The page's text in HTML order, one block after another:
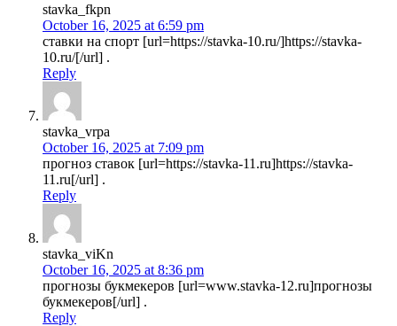
stavka_fkpn
October 16, 2025 at 6:59 pm
ставки на спорт [url=https://stavka-10.ru/]https://stavka-
10.ru/[/url] .
Reply
stavka_vrpa
October 16, 2025 at 7:09 pm
прогноз ставок [url=https://stavka-11.ru]https://stavka-
11.ru[/url] .
Reply
stavka_viKn
October 16, 2025 at 8:36 pm
прогнозы букмекеров [url=www.stavka-12.ru]прогнозы
букмекеров[/url] .
Reply